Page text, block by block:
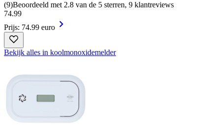
(9)Beoordeeld met 2.8 van de 5 sterren, 9 klantreviews
74.99
Prijs: 74.99 euro
Bekijk alles in koolmonoxidemelder